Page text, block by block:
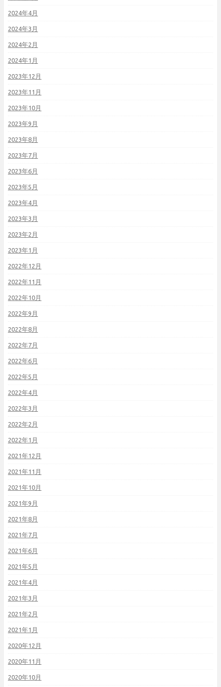
2024年4月
2024年3月
2024年2月
2024年1月
2023年12月
2023年11月
2023年10月
2023年9月
2023年8月
2023年7月
2023年6月
2023年5月
2023年4月
2023年3月
2023年2月
2023年1月
2022年12月
2022年11月
2022年10月
2022年9月
2022年8月
2022年7月
2022年6月
2022年5月
2022年4月
2022年3月
2022年2月
2022年1月
2021年12月
2021年11月
2021年10月
2021年9月
2021年8月
2021年7月
2021年6月
2021年5月
2021年4月
2021年3月
2021年2月
2021年1月
2020年12月
2020年11月
2020年10月